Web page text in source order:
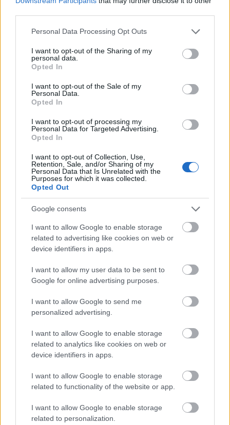
Please note that this website/app uses one or more Google
not limited to your visit or usage behaviour. You may click to
grant or deny consent to Google and its third-party tags to
use your data for below specified purposes in below Google
consent section.
Personal Data Processing Opt Outs
I want to opt-out of the Sharing of my
personal data.
Opted In
I want to opt-out of the Sale of my
Personal Data.
Opted In
I want to opt-out of processing my
Personal Data for Targeted Advertising.
Opted In
I want to opt-out of Collection, Use,
Retention, Sale, and/or Sharing of my
Personal Data that Is Unrelated with the
Purposes for which it was collected.
Opted Out
Google consents
I want to allow Google to enable storage
related to advertising like cookies on web or
device identifiers in apps.
I want to allow my user data to be sent to
Google for online advertising purposes.
I want to allow Google to send me
personalized advertising.
I want to allow Google to enable storage
related to analytics like cookies on web or
device identifiers in apps.
I want to allow Google to enable storage
related to functionality of the website or app.
I want to allow Google to enable storage
related to personalization.
hylles av verdenseliten
Skistjernen har bestemt seg for å sette strek, legger opp
Langrenn Allround
OL-profilen vraket, legger opp tvert
INGEBORG SCHEVE 05.05.2026
vraket fra landslaget for en drøy uke siden. Nå legger han opp.